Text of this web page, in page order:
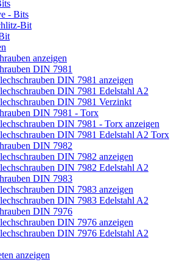
- Bits
Bit
anzeigen
DIN 7981
DIN 7981 anzeigen
DIN 7981 Edelstahl A2
DIN 7981 Verzinkt
DIN 7981 - Torx
DIN 7981 - Torx anzeigen
DIN 7981 Edelstahl A2 Torx
DIN 7982
DIN 7982 anzeigen
DIN 7982 Edelstahl A2
DIN 7983
DIN 7983 anzeigen
DIN 7983 Edelstahl A2
DIN 7976
DIN 7976 anzeigen
DIN 7976 Edelstahl A2
anzeigen